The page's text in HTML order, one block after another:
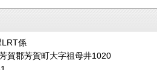
LRT係
賀郡芳賀町大字祖母井1020